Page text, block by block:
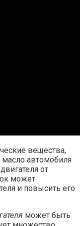
вещества,
автомобиля
от
может
и повысить его
может быть